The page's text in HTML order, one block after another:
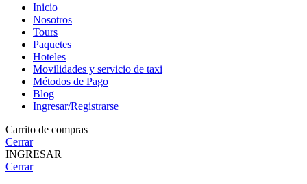
Inicio
Nosotros
Tours
Paquetes
Hoteles
Movilidades y servicio de taxi
Métodos de Pago
Blog
Ingresar/Registrarse
Carrito de compras
Cerrar
INGRESAR
Cerrar